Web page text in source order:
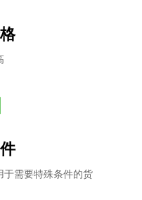
于需要特殊条件的货